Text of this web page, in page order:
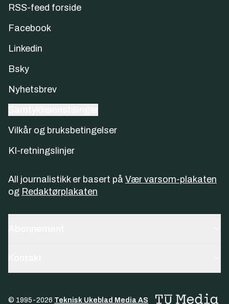
RSS-feed forside
Facebook
Linkedin
Bsky
Nyhetsbrev
Vilkår og bruksbetingelser
KI-retningslinjer
All journalistikk er basert på Vær varsom-plakaten
og Redaktørplakaten
© 1995-2026 Teknisk Ukeblad Media AS